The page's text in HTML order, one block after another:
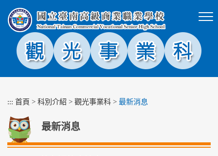
塊
::: 首頁 > 科別介紹 > 觀光事業科 > 最新消息
最新消息